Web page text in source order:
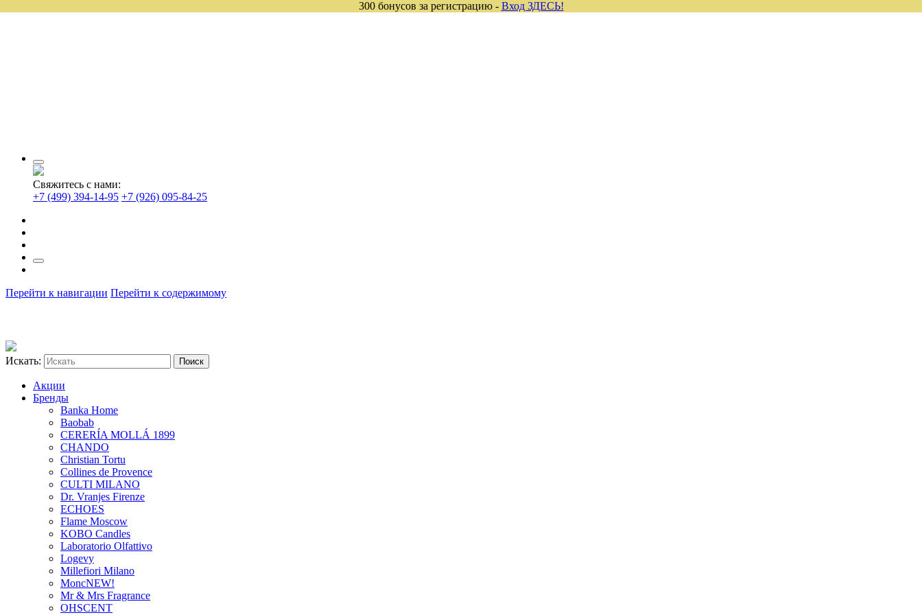
Свяжитесь с нами:
+7 (499) 394-14-95 +7 (926) 095-84-25
Перейти к навигации Перейти к содержимому
Искать:
Акции
Бренды
Banka Home
Baobab
CERERÍA MOLLÁ 1899
CHANDO
Christian Tortu
Collines de Provence
CULTI MILANO
Dr. Vranjes Firenze
ECHOES
Flame Moscow
KOBO Candles
Laboratorio Olfattivo
Logevy
Millefiori Milano
MoncNEW!
Mr & Mrs Fragrance
OHSCENT
300 бонусов за регистрацию - Вход ЗДЕСЬ!